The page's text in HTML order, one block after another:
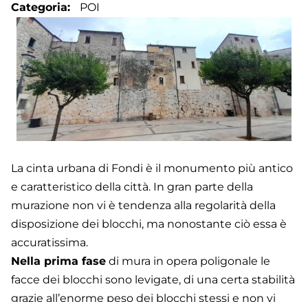
Categoria POI
La cinta urbana di Fondi è il monumento più antico
e caratteristico della città. In gran parte della
murazione non vi è tendenza alla regolarità della
disposizione dei blocchi, ma nonostante ciò essa è
accuratissima.
Nella prima fase di mura in opera poligonale le
facce dei blocchi sono levigate, di una certa stabilità
grazie all’enorme peso dei blocchi stessi e non vi